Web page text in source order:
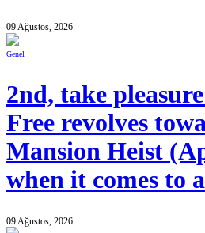
09 Ağustos, 2026
Genel
2nd, take
Free revolves
Mansion Heist
when it comes to
09 Ağustos, 2026